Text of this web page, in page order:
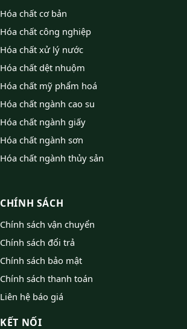
Hóa chất cơ bản
Hóa chất công nghiệp
Hóa chất xử lý nước
Hóa chất dệt nhuộm
Hóa chất mỹ phẩm hoá
Hóa chất ngành cao su
Hóa chất ngành giấy
Hóa chất ngành sơn
Hóa chất ngành thủy sản
CHÍNH SÁCH
Chính sách vận chuyển
Chính sách đổi trả
Chính sách bảo mật
Chính sách thanh toán
Liên hệ báo giá
KẾT NỐI